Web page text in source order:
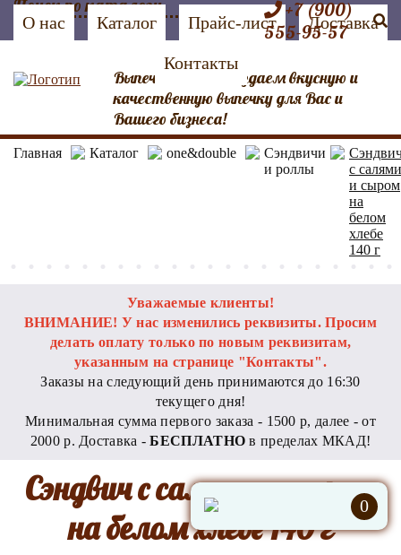
+7 (900)
555-95-57
О нас Каталог Прайс-лист Доставка
Контакты
Выпечка №1 Мы создаем вкусную и
качественную выпечку для Вас и
Вашего бизнеса!
Главная Каталог one&double
Сэндвичи
и роллы
с салями
и сыром
на
белом
хлебе
140 г
Уважаемые клиенты!
ВНИМАНИЕ! У нас изменились реквизиты. Просим
делать оплату только по новым реквизитам,
указанным на странице "Контакты".
Заказы на следующий день принимаются до 16:30
текущего дня!
Минимальная сумма первого заказа - 1500 р, далее - от
2000 р. Доставка -БЕСПЛАТНО в пределах МКАД!
0
Сэндвич с салями и сыром
на белом хлебе 140 г